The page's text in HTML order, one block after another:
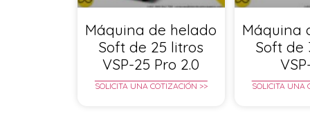
Máquina de helado
Soft de 25 litros
VSP-25 Pro 2.0
SOLICITA UNA COTIZACIÓN >>
Máquina
Soft de
SOLICITA UNA